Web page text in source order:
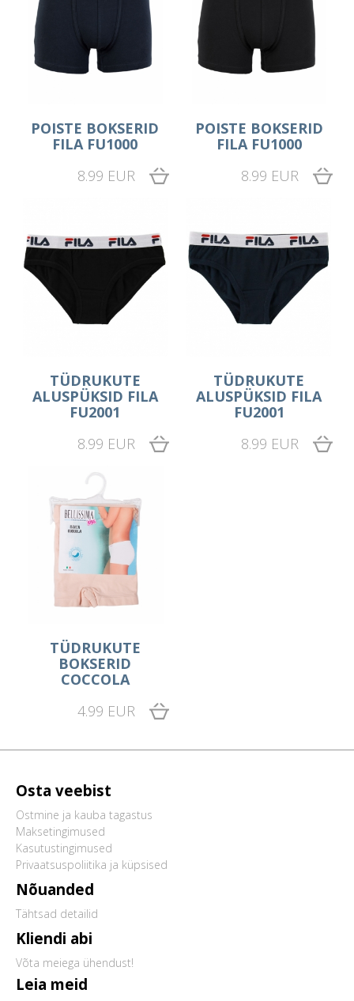
POISTE BOKSERID
FILA FU1000
8.99 EUR
POISTE BOKSERID
FILA FU1000
8.99 EUR
TÜDRUKUTE
ALUSPÜKSID FILA
FU2001
8.99 EUR
TÜDRUKUTE
ALUSPÜKSID FILA
FU2001
8.99 EUR
TÜDRUKUTE
BOKSERID
COCCOLA
4.99 EUR
Osta veebist
Ostmine ja kauba tagastus
Maksetingimused
Kasutustingimused
Privaatsuspoliitika ja küpsised
Nõuanded
Tähtsad detailid
Kliendi abi
Võta meiega ühendust!
Leia meid